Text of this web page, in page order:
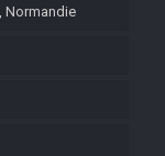
Normandie